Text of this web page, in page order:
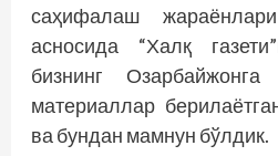
саҳифалаш
асносида “Халқ
бизнинг
материаллар
ва бундан мамнун бўлдик.